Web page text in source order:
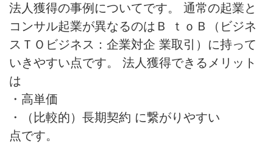
法人獲得の事例についてです。 通常の起業と
コンサル起業が異なるのはＢ ｔｏＢ（ビジネ
スＴＯビジネス：企業対企 業取引）に持って
いきやすい点です。 法人獲得できるメリット
は
・高単価
・（比較的）長期契約 に繋がりやすい
点です。